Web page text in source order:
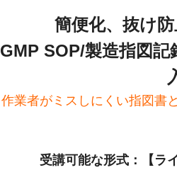
簡便化、抜け
GMP SOP/製造指図
作業者がミスしにくい指図
受講可能な形式：【ラ